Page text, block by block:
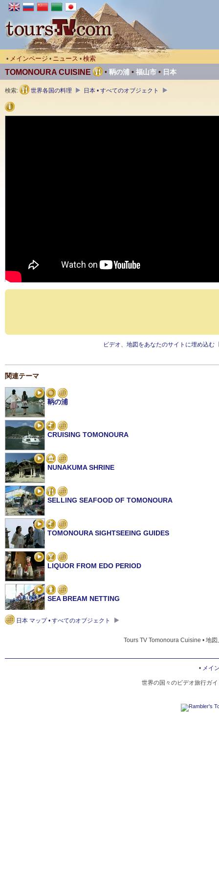
• メインページ • ニュース • 検索
TOMONOURA CUISINE • 鞆の浦 • 福山市 • 日本
検索: 世界各国の料理 日本 • すべてのオブジェクト
ビデオ、地図をあなたのサイトに埋め込む
関連テーマ
鞆の浦
CRUISING TOMONOURA
NUNAKUMA SHRINE
SELLING SEAFOOD OF TOMONOURA
TOMONOURA SIGHTSEEING GUIDES
LIQUOR FROM EDO PERIOD
SEA BREAM NETTING
日本 マップ • すべてのオブジェクト
Tours TV Tomonoura Cuisine • 地
• メイ
世界の国々のビデオ旅行ガ